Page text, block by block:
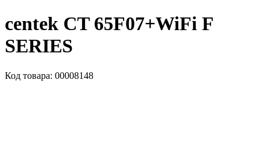
centek CT 65F07+WiFi F
SERIES
Код товара: 00008148